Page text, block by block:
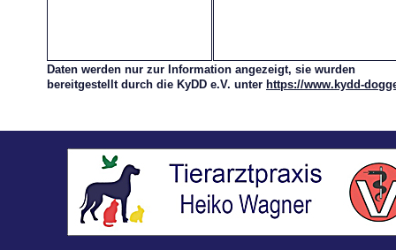
Daten werden nur zur Information angezeigt, sie wurden
bereitgestellt durch die KyDD e.V. unter https://www.kydd-